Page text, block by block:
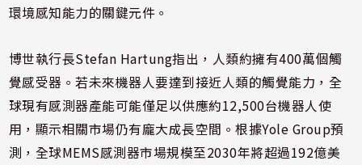
環境感知能力的關鍵元件。
博世執行長Stefan Hartung指出，人類約擁有400萬個觸
覺感受器。若未來機器人要達到接近人類的觸覺能力，全
球現有感測器產能可能僅足以供應約12,500台機器人使
用，顯示相關市場仍有龐大成長空間。根據Yole Group預
測，全球MEMS感測器市場規模至2030年將超過192億美